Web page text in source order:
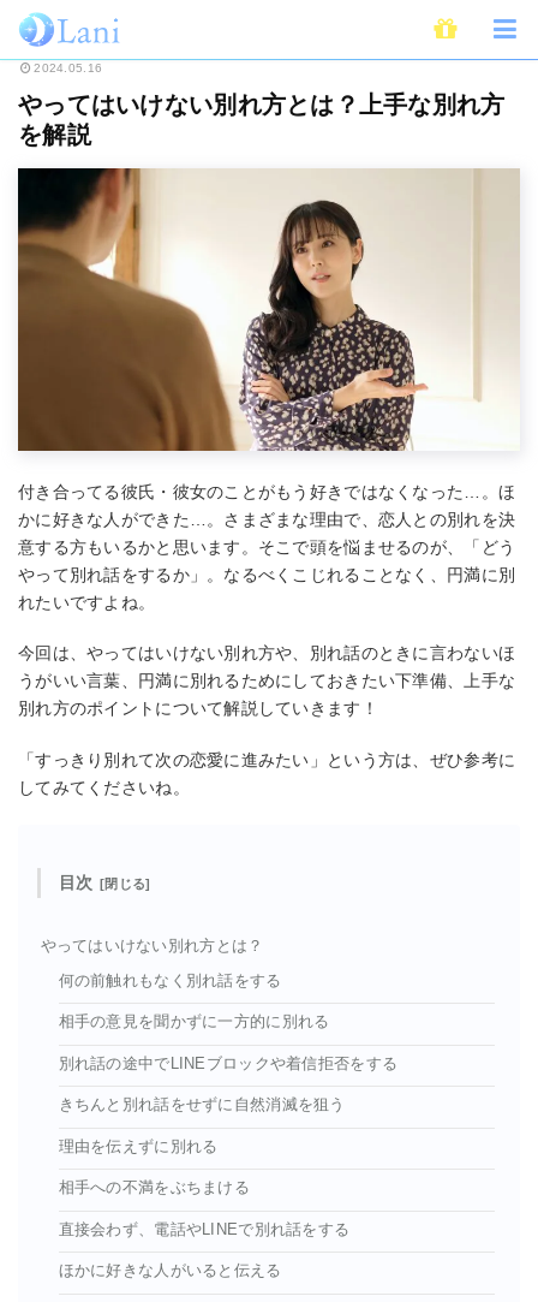
ホーム 恋愛 やってはいけない別れ方とは？上手な別れ方を解説
2024.05.16
やってはいけない別れ方とは？上手な別れ方
を解説
付き合ってる彼氏・彼女のことがもう好きではなくなった…。ほ
かに好きな人ができた…。さまざまな理由で、恋人との別れを決
意する方もいるかと思います。そこで頭を悩ませるのが、「どう
やって別れ話をするか」。なるべくこじれることなく、円満に別
れたいですよね。
今回は、やってはいけない別れ方や、別れ話のときに言わないほ
うがいい言葉、円満に別れるためにしておきたい下準備、上手な
別れ方のポイントについて解説していきます！
「すっきり別れて次の恋愛に進みたい」という方は、ぜひ参考に
してみてくださいね。
目次
やってはいけない別れ方とは？
何の前触れもなく別れ話をする
相手の意見を聞かずに一方的に別れる
別れ話の途中でLINEブロックや着信拒否をする
きちんと別れ話をせずに自然消滅を狙う
理由を伝えずに別れる
相手への不満をぶちまける
直接会わず、電話やLINEで別れ話をする
ほかに好きな人がいると伝える